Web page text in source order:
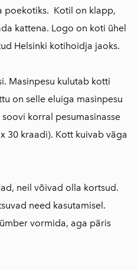
poekotiks. Kotil on klapp,
kattena. Logo on koti ühel
Helsinki kotihoidja jaoks.
Masinpesu kulutab kotti
on selle eluiga masinpesu
korral pesumasinasse
30 kraadi). Kott kuivab väga
neil võivad olla kortsud.
need kasutamisel.
vormida, aga päris